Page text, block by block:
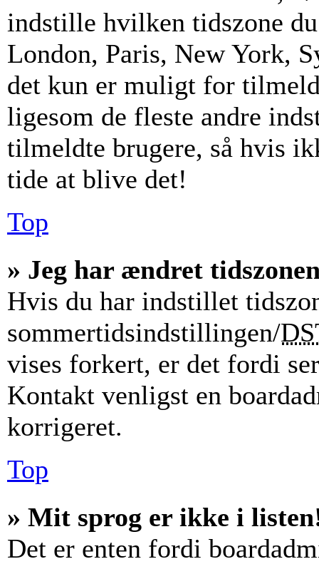
indstille hvilken tidszone
London, Paris, New York,
det kun er muligt for
ligesom de fleste andre
tilmeldte brugere, så hvis
tide at blive det!
Top
» Jeg har ændret
Hvis du har indstillet
sommertidsindstillingen/
vises forkert, er det fordi
Kontakt venligst en
korrigeret.
Top
» Mit sprog er ikke i
Det er enten fordi